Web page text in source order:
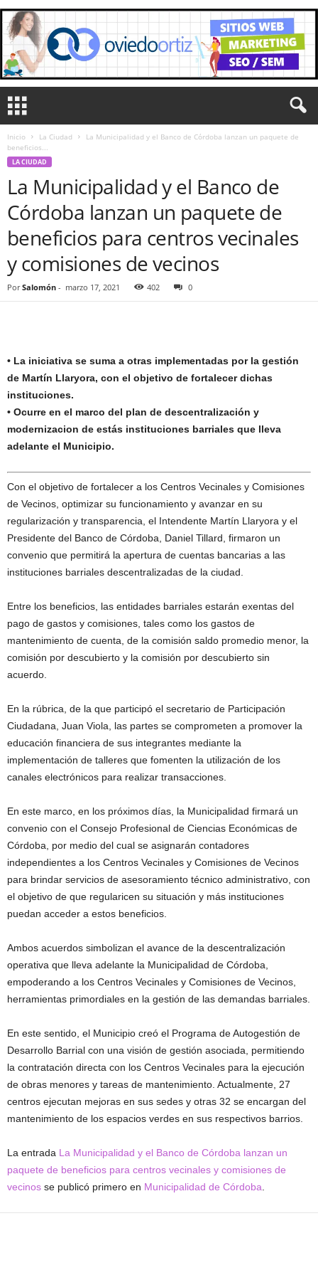
Inicio La Ciudad
La Municipalidad y el Banco de Córdoba lanzan un paquete de
beneficios...
LA CIUDAD
La Municipalidad y el Banco de
Córdoba lanzan un paquete de
beneficios para centros vecinales
y comisiones de vecinos
Por Salomón - marzo 17, 2021 402 0
• La iniciativa se suma a otras implementadas por la gestión
de Martín Llaryora, con el objetivo de fortalecer dichas
instituciones.
• Ocurre en el marco del plan de descentralización y
modernizacion de estás instituciones barriales que lleva
adelante el Municipio.
Con el objetivo de fortalecer a los Centros Vecinales y Comisiones
de Vecinos, optimizar su funcionamiento y avanzar en su
regularización y transparencia, el Intendente Martín Llaryora y el
Presidente del Banco de Córdoba, Daniel Tillard, firmaron un
convenio que permitirá la apertura de cuentas bancarias a las
instituciones barriales descentralizadas de la ciudad.
Entre los beneficios, las entidades barriales estarán exentas del
pago de gastos y comisiones, tales como los gastos de
mantenimiento de cuenta, de la comisión saldo promedio menor, la
comisión por descubierto y la comisión por descubierto sin
acuerdo.
En la rúbrica, de la que participó el secretario de Participación
Ciudadana, Juan Viola, las partes se comprometen a promover la
educación financiera de sus integrantes mediante la
implementación de talleres que fomenten la utilización de los
canales electrónicos para realizar transacciones.
En este marco, en los próximos días, la Municipalidad firmará un
convenio con el Consejo Profesional de Ciencias Económicas de
Córdoba, por medio del cual se asignarán contadores
independientes a los Centros Vecinales y Comisiones de Vecinos
para brindar servicios de asesoramiento técnico administrativo, con
el objetivo de que regularicen su situación y más instituciones
puedan acceder a estos beneficios.
Ambos acuerdos simbolizan el avance de la descentralización
operativa que lleva adelante la Municipalidad de Córdoba,
empoderando a los Centros Vecinales y Comisiones de Vecinos,
herramientas primordiales en la gestión de las demandas barriales.
En este sentido, el Municipio creó el Programa de Autogestión de
Desarrollo Barrial con una visión de gestión asociada, permitiendo
la contratación directa con los Centros Vecinales para la ejecución
de obras menores y tareas de mantenimiento. Actualmente, 27
centros ejecutan mejoras en sus sedes y otras 32 se encargan del
mantenimiento de los espacios verdes en sus respectivos barrios.
La entrada La Municipalidad y el Banco de Córdoba lanzan un
paquete de beneficios para centros vecinales y comisiones de
vecinos se publicó primero en Municipalidad de Córdoba